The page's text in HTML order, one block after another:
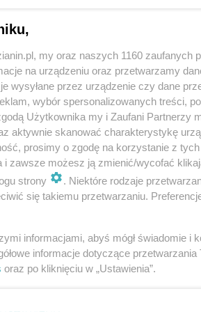
45–74 lat, które mogą wykonać
online lub telefoniczna.
dowód tożsamości.
piersi, trwającym kilka minut i
podczas samobadania.
raka piersi – choroby,
09.00–17.00.
badań profilaktycznych -
leczenia.
my oraz naszych 1160 zaufanych
na urządzeniu oraz przetwarzamy
wysyłane przez urządzenie czy dane
wybór spersonalizowanych treści,
Użytkownika my i Zaufani Partnerzy
aktywnie skanować charakterystykę
prosimy o zgodę na korzystanie z
i zawsze możesz ją zmienić/wycofać
strony
. Niektóre rodzaje
się takiemu przetwarzaniu.
informacjami, abyś mógł świadomie
informacje dotyczące
oraz po kliknięciu w „Ustawienia”.